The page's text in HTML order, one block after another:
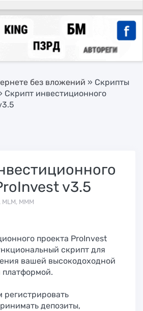
без вложений » Скрипты
Скрипт инвестиционного
v3.5
MLM, МММ
проекта ProInvest
скрипт для
вашей высокодоходной
регистрировать
депозиты,